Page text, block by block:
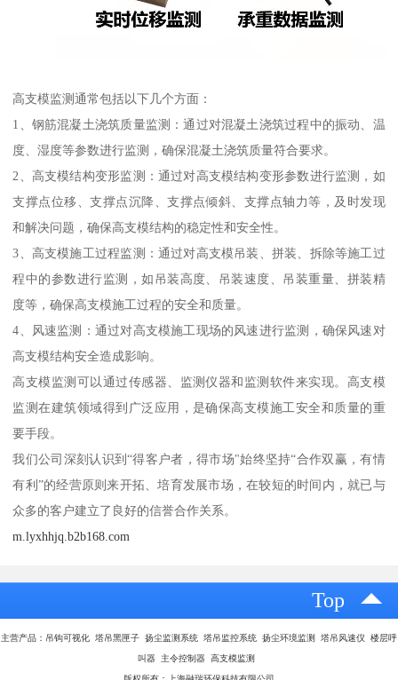
高支模监测通常包括以下几个方面：
1、钢筋混凝土浇筑质量监测：通过对混凝土浇筑过程中的振动、温
度、湿度等参数进行监测，确保混凝土浇筑质量符合要求。
2、高支模结构变形监测：通过对高支模结构变形参数进行监测，如
支撑点位移、支撑点沉降、支撑点倾斜、支撑点轴力等，及时发现
和解决问题，确保高支模结构的稳定性和安全性。
3、高支模施工过程监测：通过对高支模吊装、拼装、拆除等施工过
程中的参数进行监测，如吊装高度、吊装速度、吊装重量、拼装精
度等，确保高支模施工过程的安全和质量。
4、风速监测：通过对高支模施工现场的风速进行监测，确保风速对
高支模结构安全造成影响。
高支模监测可以通过传感器、监测仪器和监测软件来实现。高支模
监测在建筑领域得到广泛应用，是确保高支模施工安全和质量的重
要手段。
我们公司深刻认识到“得客户者，得市场"始终坚持“合作双赢，有情
有利”的经营原则来开拓、培育发展市场，在较短的时间内，就已与
众多的客户建立了良好的信誉合作关系。
m.lyxhhjq.b2b168.com
Top
主营产品：吊钩可视化 塔吊黑匣子 扬尘监测系统 塔吊监控系统 扬尘环境监测 塔吊风速仪 楼层呼
叫器 主令控制器 高支模监测